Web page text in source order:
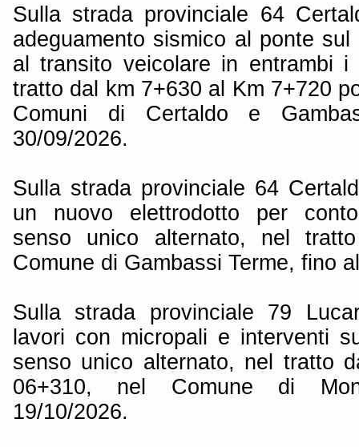
Sulla strada provinciale 64
adeguamento sismico al ponte
al transito veicolare in entrambi
tratto dal km 7+630 al Km 7+720
Comuni di Certaldo e
30/09/2026.
Sulla strada provinciale 64
un nuovo elettrodotto per
senso unico alternato, nel
Comune di Gambassi Terme, fino
Sulla strada provinciale 79
lavori con micropali e interventi
senso unico alternato, nel tratto
06+310, nel Comune di
19/10/2026.